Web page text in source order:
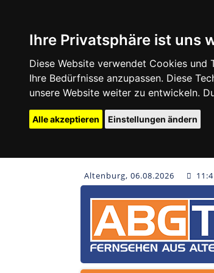
Ihre Privatsphäre ist uns
Diese Website verwendet Cookies und
Ihre Bedürfnisse anzupassen. Diese
unsere Website weiter zu entwickeln.
Alle akzeptieren Einstellungen ändern
Altenburg, 06.08.2026